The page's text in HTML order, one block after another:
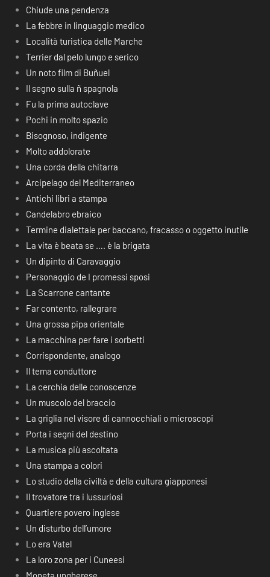
Chiude una pendenza
La febbre in linguaggio medico
Località turistica delle Marche
Terrier dal pelo lungo e serico
Un noto film di Buñuel
Il segno sulla ñ spagnola
Fu la prima autoclave
Pochi in molto spazio
Bisognoso, indigente
Molto addolorate
Una corda della chitarra
Arcipelago del Mediterraneo
Antichi libri a stampa
Candelabro ebraico
Termine dialettale per baccano, fracasso o oggetto inutile
La vita è beata se …. è la brigata
Un dipinto di Caravaggio
Personaggio de I promessi sposi
La Scarrone cantante
Far contento, rallegrare
Una grossa pipa orientale
La macchina per fare i sorbetti
Corrispondente, analogo
Il tema conduttore
La cerchia delle conoscenze
Un muscolo del braccio
La griglia nel visore di cannocchiali o microscopi
Porta i segni del destino
La musica più ascoltata
Una stampa a colori
Lo studio della civiltà e della cultura giapponesi
Il trovatore tra i lussuriosi
Quartiere povero inglese
Un disturbo dell’umore
Lo era Vatel
La loro zona per i Cuneesi